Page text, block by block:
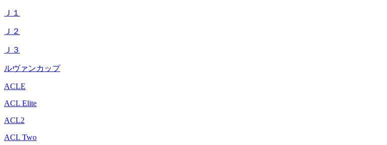
Ｊ１
Ｊ２
Ｊ３
ルヴァンカップ
ACLE
ACL Elite
ACL2
ACL Two